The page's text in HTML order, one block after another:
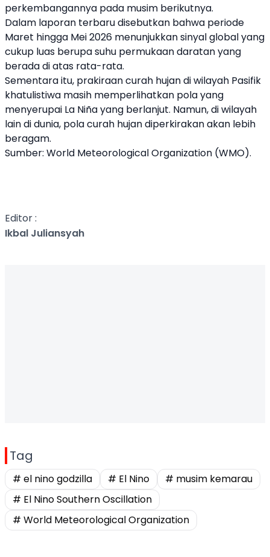
perkembangannya pada musim berikutnya.
Dalam laporan terbaru disebutkan bahwa periode
Maret hingga Mei 2026 menunjukkan sinyal global yang
cukup luas berupa suhu permukaan daratan yang
berada di atas rata-rata.
Sementara itu, prakiraan curah hujan di wilayah Pasifik
khatulistiwa masih memperlihatkan pola yang
menyerupai La Niña yang berlanjut. Namun, di wilayah
lain di dunia, pola curah hujan diperkirakan akan lebih
beragam.
Sumber: World Meteorological Organization (WMO).
Editor :
Ikbal Juliansyah
Tag
# el nino godzilla # El Nino
# musim kemarau
# El Nino Southern Oscillation
# World Meteorological Organization